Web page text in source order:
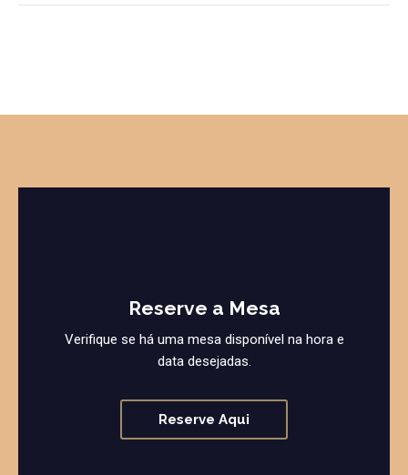
Reserve a Mesa
Verifique se há uma mesa disponível na hora e
data desejadas.
Reserve Aqui